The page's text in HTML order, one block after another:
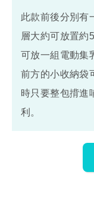
此款前後分別有
層大約可放置約
可放一組電動集
前方的小收納袋
時只要整包揹進
利。